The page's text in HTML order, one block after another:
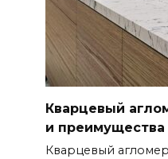
Кварцевый
и преимущества
Кварцевый